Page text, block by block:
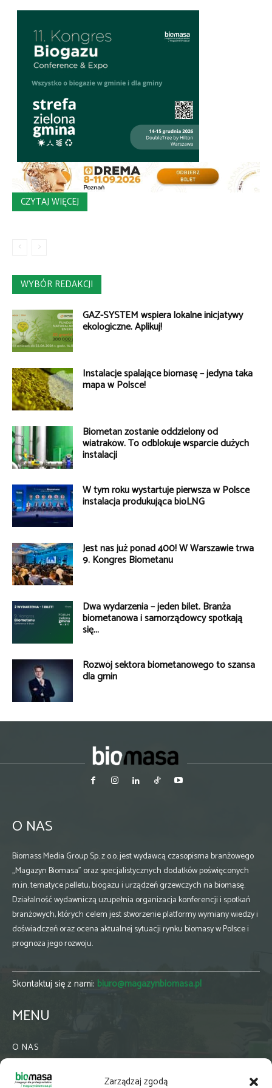
Zarządzaj zgodą
CZYTAJ WIĘCEJ
WYBÓR REDAKCJI
GAZ-SYSTEM wspiera lokalne inicjatywy
ekologiczne. Aplikuj!
Instalacje spalające biomasę – jedyna taka
mapa w Polsce!
Biometan zostanie oddzielony od
wiatraków. To odblokuje wsparcie dużych
instalacji
W tym roku wystartuje pierwsza w Polsce
instalacja produkująca bioLNG
Jest nas już ponad 400! W Warszawie trwa
9. Kongres Biometanu
Dwa wydarzenia – jeden bilet. Branża
biometanowa i samorządowcy spotkają
się...
Rozwój sektora biometanowego to szansa
dla gmin
O NAS
Biomass Media Group Sp. z o.o. jest wydawcą czasopisma branżowego
„Magazyn Biomasa” oraz specjalistycznych dodatków poświęconych
m.in. tematyce pelletu, biogazu i urządzeń grzewczych na biomasę.
Działalność wydawniczą uzupełnia organizacja konferencji i spotkań
branżowych, których celem jest stworzenie platformy wymiany wiedzy i
doświadczeń oraz ocena aktualnej sytuacji rynku biomasy w Polsce i
prognoza jego rozwoju.
Skontaktuj się z nami: biuro@magazynbiomasa.pl
MENU
O NAS
WSPÓŁPRACA